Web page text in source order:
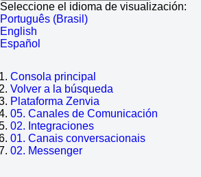
Seleccione el idioma de visualización:
Português (Brasil)
English
Español
Consola principal
Volver a la búsqueda
Plataforma Zenvia
05. Canales de Comunicación
02. Integraciones
01. Canais conversacionais
02. Messenger